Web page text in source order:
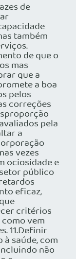
de
também
de que o
mas
que a
a boa
pelos
correções
pela
a
vezes
ociosidade e
público
eficaz,
critérios
vem
11.Definir
saúde, com
não